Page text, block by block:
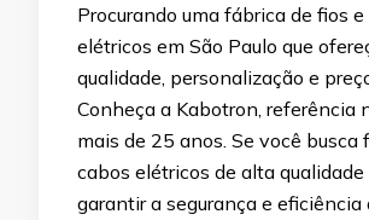
Procurando uma fábrica de fios e
elétricos em São Paulo que
qualidade, personalização e
Conheça a Kabotron, referência
mais de 25 anos. Se você busca
cabos elétricos de alta qualidade
garantir a segurança e eficiência